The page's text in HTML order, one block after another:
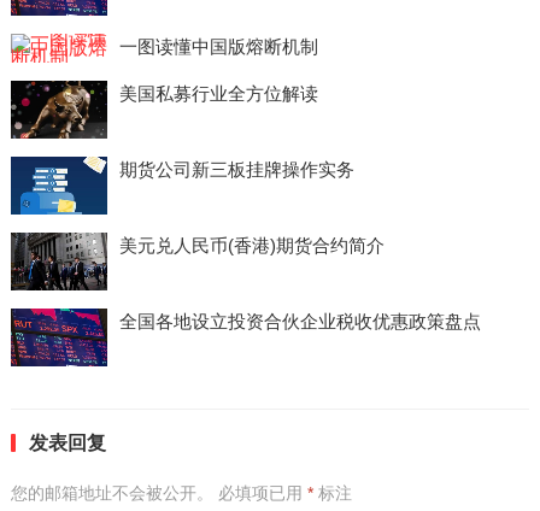
一图读懂中国版熔断机制
美国私募行业全方位解读
期货公司新三板挂牌操作实务
美元兑人民币(香港)期货合约简介
全国各地设立投资合伙企业税收优惠政策盘点
发表回复
您的邮箱地址不会被公开。 必填项已用 *标注